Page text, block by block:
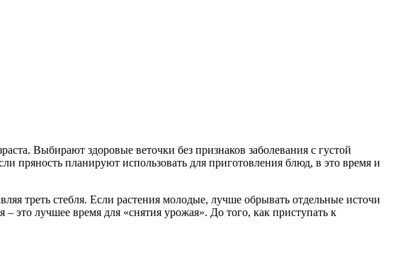
Выбирают здоровые веточки без признаков заболевания с густой
пряность планируют использовать для приготовления блюд, в это время и
треть стебля. Если растения молодые, лучше обрывать отдельные источи
это лучшее время для «снятия урожая». До того, как приступать к